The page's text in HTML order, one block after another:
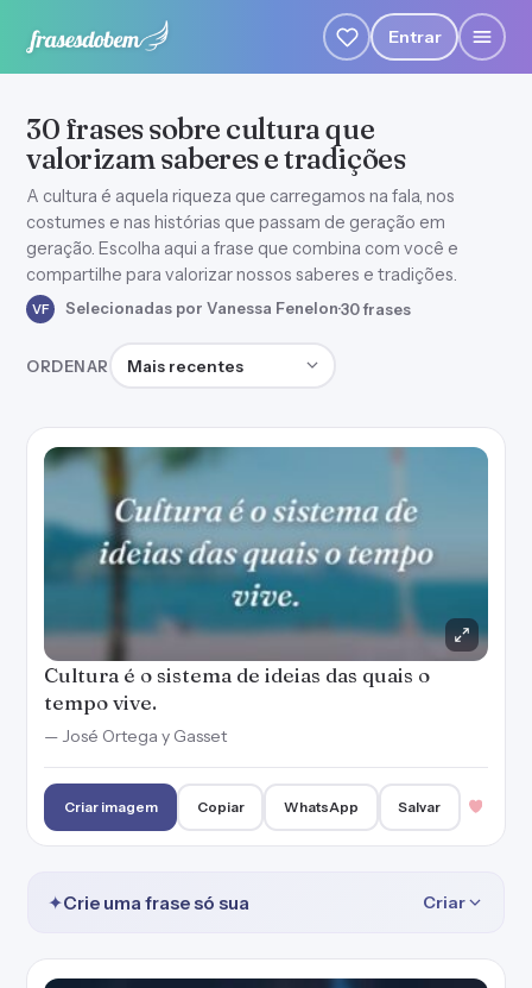
Entrar
30 frases sobre cultura que
valorizam saberes e tradições
A cultura é aquela riqueza que carregamos na fala, nos
costumes e nas histórias que passam de geração em
geração. Escolha aqui a frase que combina com você e
compartilhe para valorizar nossos saberes e tradições.
VF Selecionadas por Vanessa Fenelon·30 frases
ORDENAR Ordenar frases
Cultura é o sistema de ideias das quais o
tempo vive.
— José Ortega y Gasset
Criar imagem Copiar WhatsApp Salvar
✦Crie uma frase só sua Criar